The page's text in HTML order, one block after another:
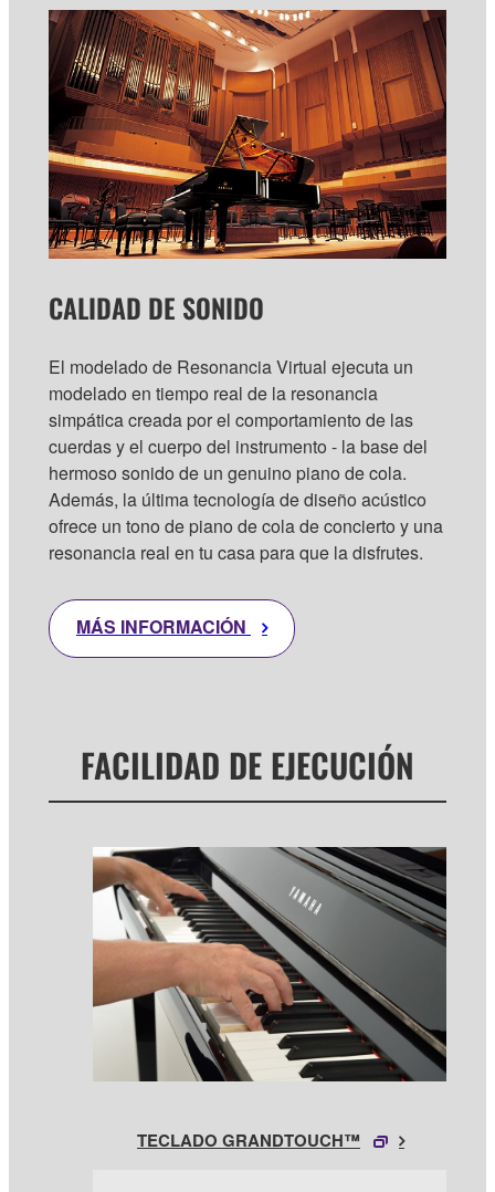
CALIDAD DE SONIDO
El modelado de Resonancia Virtual ejecuta un
modelado en tiempo real de la resonancia
simpática creada por el comportamiento de las
cuerdas y el cuerpo del instrumento - la base del
hermoso sonido de un genuino piano de cola.
Además, la última tecnología de diseño acústico
ofrece un tono de piano de cola de concierto y una
resonancia real en tu casa para que la disfrutes.
MÁS INFORMACIÓN
FACILIDAD DE EJECUCIÓN
TECLADO GRANDTOUCH™